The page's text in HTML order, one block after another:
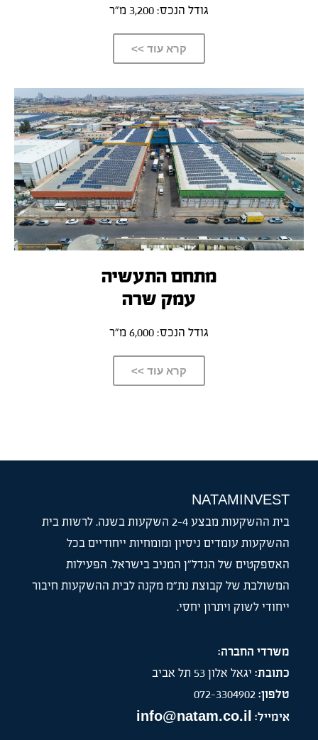
גודל הנכס: 3,200 מ”ר
קרא עוד >>
מתחם התעשיה
עמק שרה
גודל הנכס: 6,000 מ”ר
קרא עוד >>
NATAMINVEST
בית ההשקעות מבצע 2-4 השקעות בשנה. לרשות בית
ההשקעות עומדים ניסיון ומומחיות ייחודיים בכל
האספקטים של הנדל”ן המניב בישראל. הפעילות
המשולבת של קבוצת נת”מ מקנה לבית ההשקעות חיבור
ייחודי לשוק ויתרון יחסי.
משרדי החברה:
כתובת: יגאל אלון 53 תל אביב
טלפון:072-3304902
אימייל: info@natam.co.il